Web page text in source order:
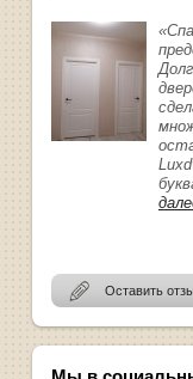
Оставить